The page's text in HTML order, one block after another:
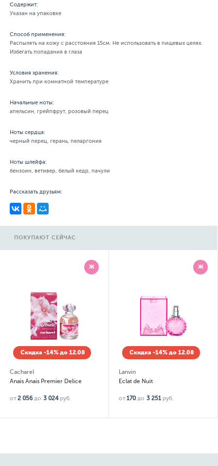
Содержит:
Указан на упаковке
Способ применения:
Распылять на кожу с расстояния 15см. Не использовать в пищевых целях.
Избегать попадания в глаза
Условия хранения:
Хранить при комнатной температуре
Начальные ноты:
апельсин, грейпфрут, розовый перец
Ноты сердца:
черный перец, герань, пеларгония
Ноты шлейфа:
бензоин, ветивер, белый кедр, пачули
Рассказать друзьям:
ПОКУПАЮТ СЕЙЧАС
Ж
Скидка -14% до 12.08
Cacharel
Anais Anais Premier Delice
от2 056 до 3 024 руб.
Ж
Скидка -14% до 12.08
Lanvin
Eclat de Nuit
от170 до 3 251 руб.